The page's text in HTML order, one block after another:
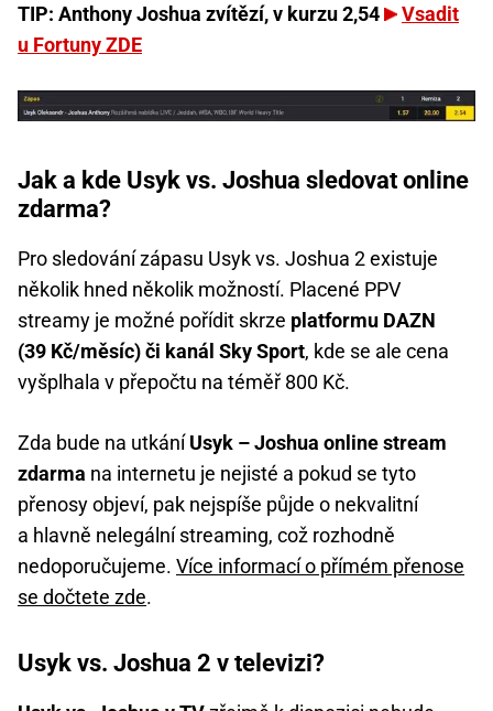
TIP: Anthony Joshua zvítězí, v kurzu 2,54
Vsadit
u Fortuny ZDE
Jak a kde Usyk vs. Joshua sledovat online
zdarma?
Pro sledování zápasu Usyk vs. Joshua 2 existuje
několik hned několik možností. Placené PPV
streamy je možné pořídit skrze platformu DAZN
(39 Kč/měsíc) či kanál Sky Sport, kde se ale cena
vyšplhala v přepočtu na téměř 800 Kč.
Zda bude na utkáníUsyk – Joshua online stream
zdarma na internetu je nejisté a pokud se tyto
přenosy objeví, pak nejspíše půjde o nekvalitní
a hlavně nelegální streaming, což rozhodně
nedoporučujeme. Více informací o přímém přenose
se dočtete zde.
Usyk vs. Joshua 2 v televizi?